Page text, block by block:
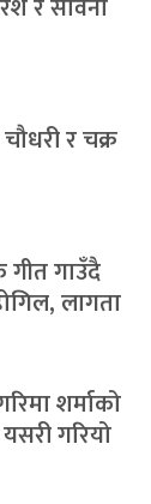
र सविना
चौधरी र चक्र
गीत गाउँदै
लागता
शर्माको
गरियो